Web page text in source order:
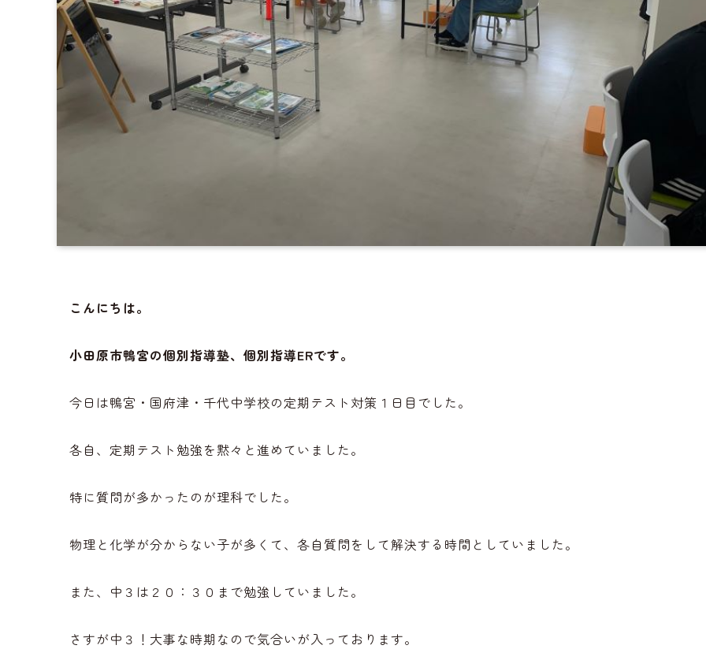
こんにちは。
小田原市鴨宮の個別指導塾、個別指導ERです。
今日は鴨宮・国府津・千代中学校の定期テスト対策１日目でした。
各自、定期テスト勉強を黙々と進めていました。
特に質問が多かったのが理科でした。
物理と化学が分からない子が多くて、各自質問をして解決する時間としていました。
また、中３は２０：３０まで勉強していました。
さすが中３！大事な時期なので気合いが入っております。